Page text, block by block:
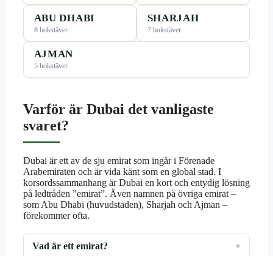
ABU DHABI
8 bokstäver
SHARJAH
7 bokstäver
AJMAN
5 bokstäver
Varför är Dubai det vanligaste
svaret?
Dubai är ett av de sju emirat som ingår i Förenade
Arabemiraten och är vida känt som en global stad. I
korsordssammanhang är Dubai en kort och entydig lösning
på ledtråden ”emirat”. Även namnen på övriga emirat –
som Abu Dhabi (huvudstaden), Sharjah och Ajman –
förekommer ofta.
Vad är ett emirat?